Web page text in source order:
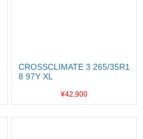
CROSSCLIMATE 3 265/35R1
8 97Y XL
¥42,900